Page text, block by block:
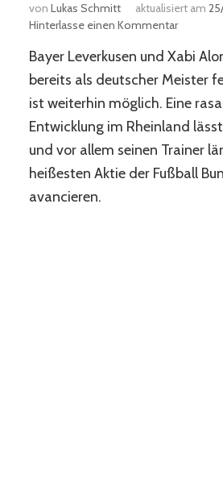
von Lukas Schmitt aktualisiert am
Hinterlasse einen Kommentarzu
heißeste
Aktie
Bayer Leverkusen und Xabi
bereits als deutscher Meister
ist weiterhin möglich. Eine
Entwicklung im Rheinland
und vor allem seinen Trainer
heißesten Aktie der Fußball
avancieren.